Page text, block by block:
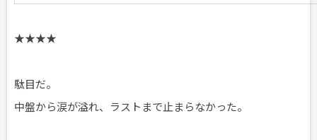
★★★★
駄目だ。
中盤から涙が溢れ、ラストまで止まらなかった。